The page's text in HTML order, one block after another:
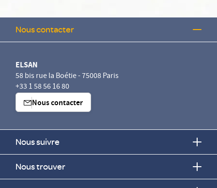
Nous contacter
ELSAN
58 bis rue la Boétie - 75008 Paris
+33 1 58 56 16 80
Nous contacter
Nous suivre
Nous trouver